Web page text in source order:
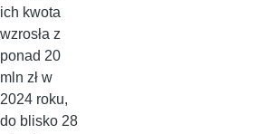
ich kwota
wzrosła z
ponad 20
mln zł w
2024 roku,
do blisko 28